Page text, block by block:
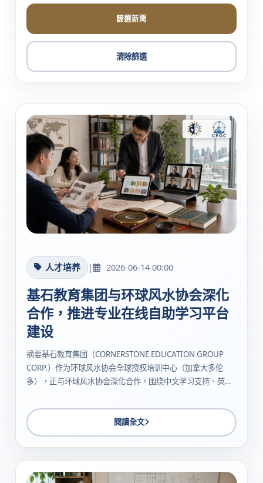
篩選新聞
清除篩選
人才培养 | 2026-06-14 00:00
基石教育集团与环球风水协会深化
合作，推进专业在线自助学习平台
建设
摘要基石教育集团（CORNERSTONE EDUCATION GROUP
CORP.）作为环球风水协会全球授权培训中心（加拿大多伦
多），正与环球风水协会深化合作，围绕中文学习支持、英文
自助学习平台建设，并为英文用户提供更清晰的课程学习与认
证衔接路...
閱讀全文